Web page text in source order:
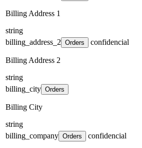
Billing Address 1
string
billing_address_2 Orders confidencial
Billing Address 2
string
billing_city Orders
Billing City
string
billing_company Orders confidencial